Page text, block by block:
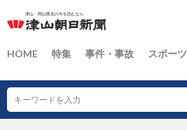
HOME 特集 事件・事故 スポーツ